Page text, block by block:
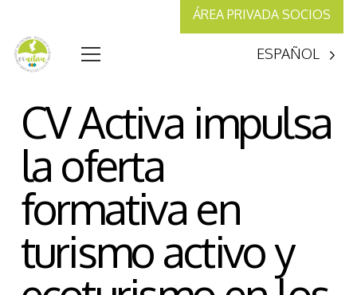
ÁREA PRIVADA SOCIOS
ESPAÑOL
CV Activa impulsa
la oferta
formativa en
turismo activo y